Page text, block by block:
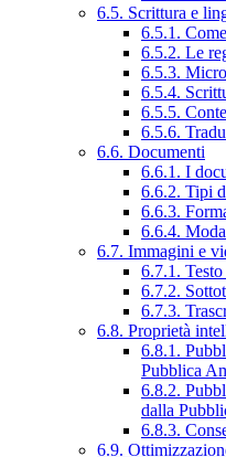
6.5. Scrittura e
6.5.1.
6.5.2. Le
6.5.3.
6.5.4.
6.5.5.
6.5.6.
6.6. Documenti
6.6.1. I
6.6.2. Tipi
6.6.3.
6.6.4.
6.7. Immagini e
6.7.1.
6.7.2.
6.7.3.
6.8. Proprietà
6.8.1.
Pubblica
6.8.2.
dalla
6.8.3.
6.9.